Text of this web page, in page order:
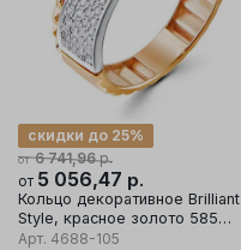
от 6 741,96р.
скидки до 25%
от 5 056,47 р.
Кольцо декоративное Brilliant
Style, красное золото 585
проба, вставка бриллиант
Арт. 4688-105